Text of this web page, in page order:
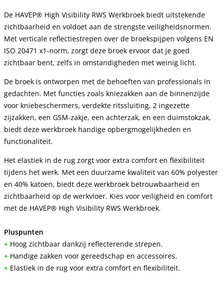
De HAVEP® High Visibility RWS Werkbroek biedt uitstekende
zichtbaarheid en voldoet aan de strengste veiligheidsnormen.
Met verticale reflectiestrepen over de broekspijpen volgens EN
ISO 20471 x1-norm, zorgt deze broek ervoor dat je goed
zichtbaar bent, zelfs in omstandigheden met weinig licht.
De broek is ontworpen met de behoeften van professionals in
gedachten. Met functies zoals kniezakken aan de binnenzijde
voor kniebeschermers, verdekte ritssluiting, 2 ingezette
zijzakken, een GSM-zakje, een achterzak, en een duimstokzak,
biedt deze werkbroek handige opbergmogelijkheden en
functionaliteit.
Het elastiek in de rug zorgt voor extra comfort en flexibiliteit
tijdens het werk. Met een duurzame kwaliteit van 60% polyester
en 40% katoen, biedt deze werkbroek betrouwbaarheid en
zichtbaarheid op de werkvloer. Kies voor veiligheid en comfort
met de HAVEP® High Visibility RWS Werkbroek.
Pluspunten
+ Hoog zichtbaar dankzij reflecterende strepen.
+ Handige zakken voor gereedschap en accessoires.
+ Elastiek in de rug voor extra comfort en flexibiliteit.